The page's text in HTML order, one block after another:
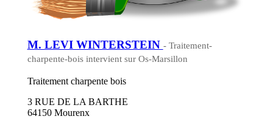
M. LEVI WINTERSTEIN - Traitement-
charpente-bois intervient sur Os-Marsillon
Traitement charpente bois
3 RUE DE LA BARTHE
64150 Mourenx